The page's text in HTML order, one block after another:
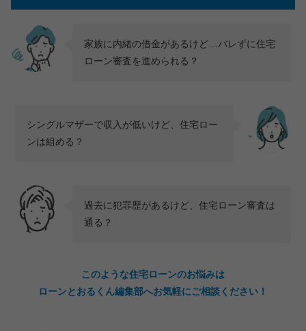
家族に内緒の借金があるけど…バレずに住宅
ローン審査を進められる？
シングルマザーで収入が低いけど、住宅ロー
ンは組める？
過去に犯罪歴があるけど、住宅ローン審査は
通る？
このような住宅ローンのお悩みは
ローンとおるくん編集部へお気軽にご相談ください！